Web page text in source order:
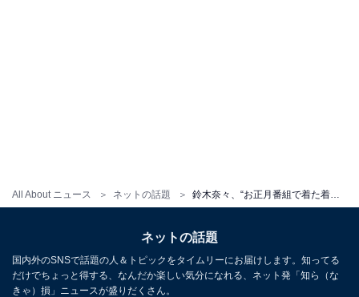
All About ニュース ネットの話題 鈴木奈々、“お正月番組で着た着物”姿に反響！ 「茨城県のマドンナ」「鮮やかな柄の振り袖」
ネットの話題
国内外のSNSで話題の人＆トピックをタイムリーにお届けします。知ってる
だけでちょっと得する、なんだか楽しい気分になれる、ネット発「知ら（な
きゃ）損」ニュースが盛りだくさん。